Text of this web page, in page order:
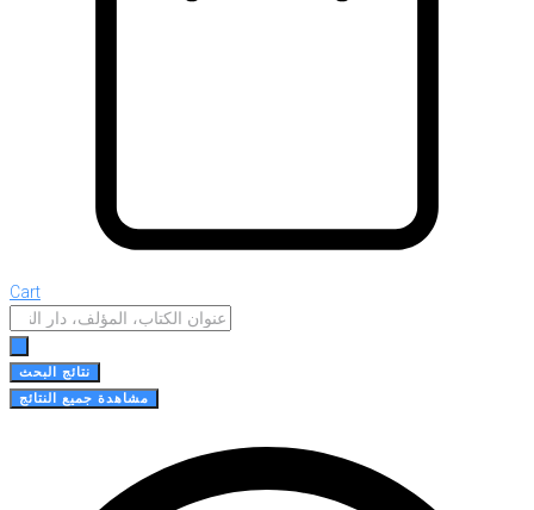
Cart
Search
نتائج البحث
مشاهدة جميع النتائج